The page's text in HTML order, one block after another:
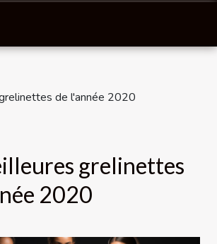
de l'année 2020
grelinettes
2020